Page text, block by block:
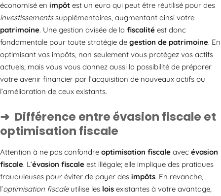
économisé en impôt est un euro qui peut être réutilisé pour des
investissementssupplémentaires, augmentant ainsi votre
patrimoine. Une gestion avisée de la fiscalité est donc
fondamentale pour toute stratégie de gestion de patrimoine. En
optimisant vos impôts, non seulement vous protégez vos actifs
actuels, mais vous vous donnez aussi la possibilité de préparer
votre avenir financier par l’acquisition de nouveaux actifs ou
l’amélioration de ceux existants.
Différence entre évasion fiscale et
optimisation fiscale
Attention à ne pas confondre optimisation fiscale avec évasion
fiscale. L’évasion fiscale est illégale; elle implique des pratiques
frauduleuses pour éviter de payer des impôts. En revanche,
l’optimisation fiscaleutilise les lois existantes à votre avantage,